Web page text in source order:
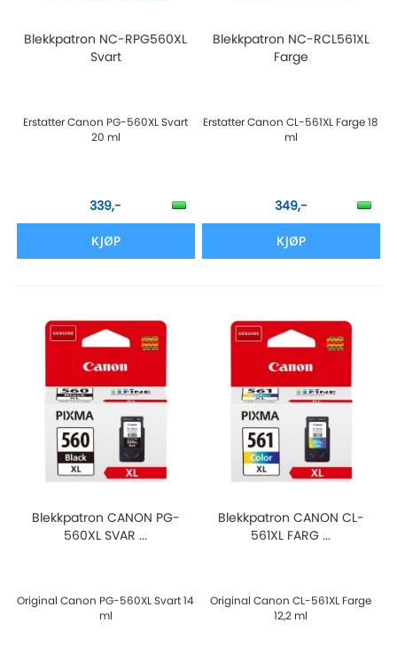
Blekkpatron NC-RPG560XL
Svart
Erstatter Canon PG-560XL Svart
20 ml
339,-
KJØP
Blekkpatron NC-RCL561XL
Farge
Erstatter Canon CL-561XL Farge 18
ml
349,-
KJØP
Blekkpatron CANON PG-
560XL SVAR ...
Original Canon PG-560XL Svart 14
ml
Blekkpatron CANON CL-
561XL FARG ...
Original Canon CL-561XL Farge
12,2 ml